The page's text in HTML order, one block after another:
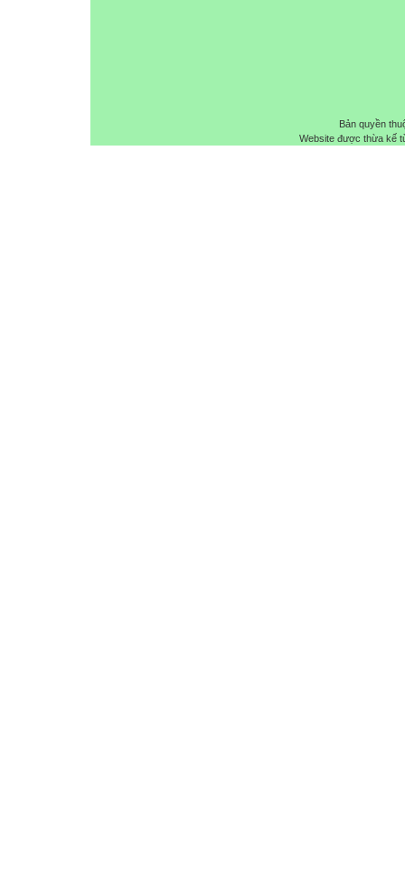
Bản quyền
Website được thừa kế